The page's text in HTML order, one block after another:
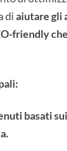
diaiutare gli
friendly
basati